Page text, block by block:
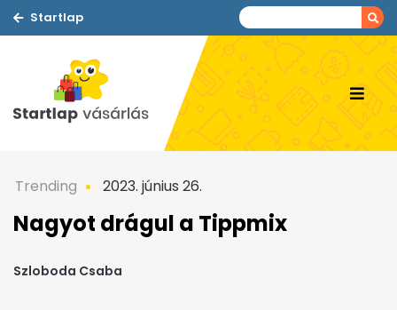
Startlap
Trending 2023. június 26.
Nagyot drágul a Tippmix
Szloboda Csaba